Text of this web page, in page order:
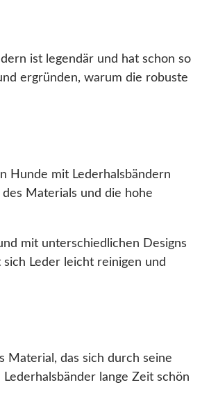
ist legendär und hat schon so
ergründen, warum die robuste
Hunde mit Lederhalsbändern
Materials und die hohe
mit unterschiedlichen Designs
Leder leicht reinigen und
Material, das sich durch seine
lange Zeit schön